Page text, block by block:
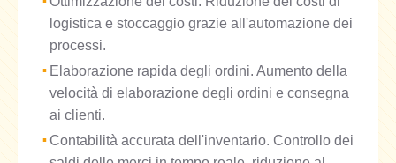
logistica e stoccaggio grazie all'automazione dei
processi.
Elaborazione rapida degli ordini. Aumento della
velocità di elaborazione degli ordini e consegna
ai clienti.
Contabilità accurata dell'inventario. Controllo dei